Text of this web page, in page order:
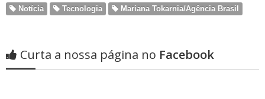
Notícia Tecnologia Mariana Tokarnia/Agência Brasil
Curta a nossa página no Facebook